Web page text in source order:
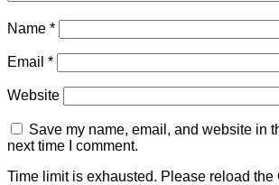
Name *
Email *
Website
Save my name, email, and website in
next time I comment.
Time limit is exhausted. Please reload the